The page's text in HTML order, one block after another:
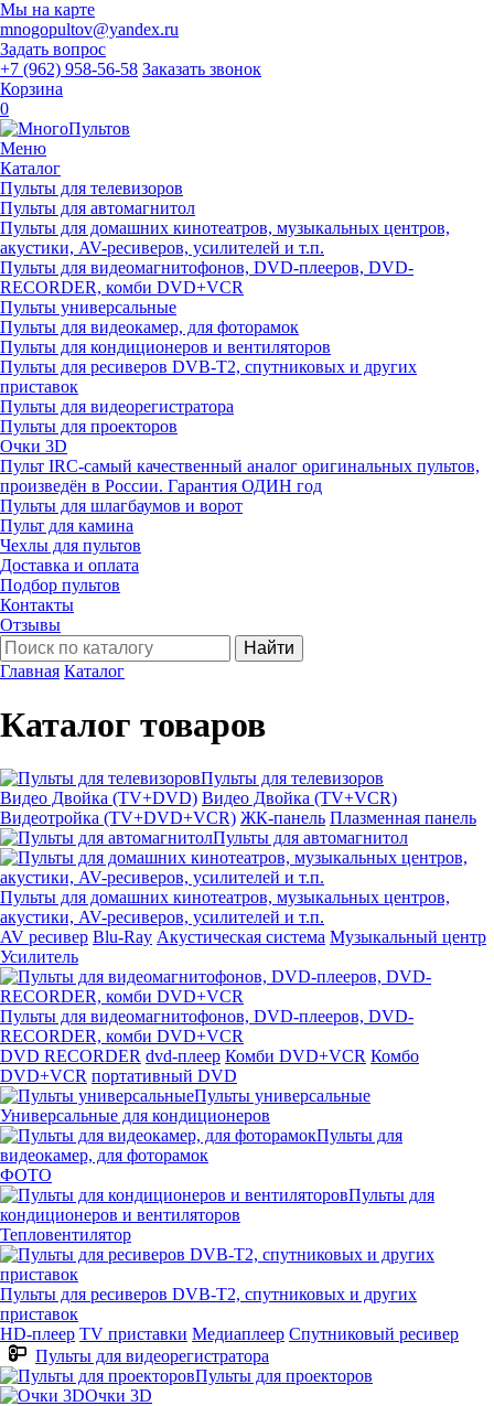
Мы на карте
mnogopultov@yandex.ru
Задать вопрос
+7 (962) 958-56-58 Заказать звонок
Корзина
0
Меню
Каталог
Пульты для телевизоров
Пульты для автомагнитол
Пульты для домашних кинотеатров, музыкальных центров,
акустики, AV-ресиверов, усилителей и т.п.
Пульты для видеомагнитофонов, DVD-плееров, DVD-
RECORDER, комби DVD+VCR
Пульты универсальные
Пульты для видеокамер, для фоторамок
Пульты для кондиционеров и вентиляторов
Пульты для ресиверов DVB-T2, спутниковых и других
приставок
Пульты для видеорегистратора
Пульты для проекторов
Очки 3D
Пульт IRC-самый качественный аналог оригинальных пультов,
произведён в России. Гарантия ОДИН год
Пульты для шлагбаумов и ворот
Пульт для камина
Чехлы для пультов
Доставка и оплата
Подбор пультов
Контакты
Отзывы
Найти
Главная Каталог
Каталог товаров
Пульты для телевизоров
Видео Двойка (TV+DVD) Видео Двойка (TV+VCR)
Видеотройка (TV+DVD+VCR) ЖК-панель Плазменная панель
Пульты для автомагнитол
Пульты для домашних кинотеатров, музыкальных центров,
акустики, AV-ресиверов, усилителей и т.п.
AV ресивер Blu-Ray Акустическая система Музыкальный центр
Усилитель
Пульты для видеомагнитофонов, DVD-плееров, DVD-
RECORDER, комби DVD+VCR
DVD RECORDER dvd-плеер Комби DVD+VCR Комбо
DVD+VCR портативный DVD
Пульты универсальные
Универсальные для кондиционеров
Пульты для
видеокамер, для фоторамок
ФОТО
Пульты для
кондиционеров и вентиляторов
Тепловентилятор
Пульты для ресиверов DVB-T2, спутниковых и других
приставок
HD-плеер TV приставки Медиаплеер Спутниковый ресивер
Пульты для видеорегистратора
Пульты для проекторов
Очки 3D